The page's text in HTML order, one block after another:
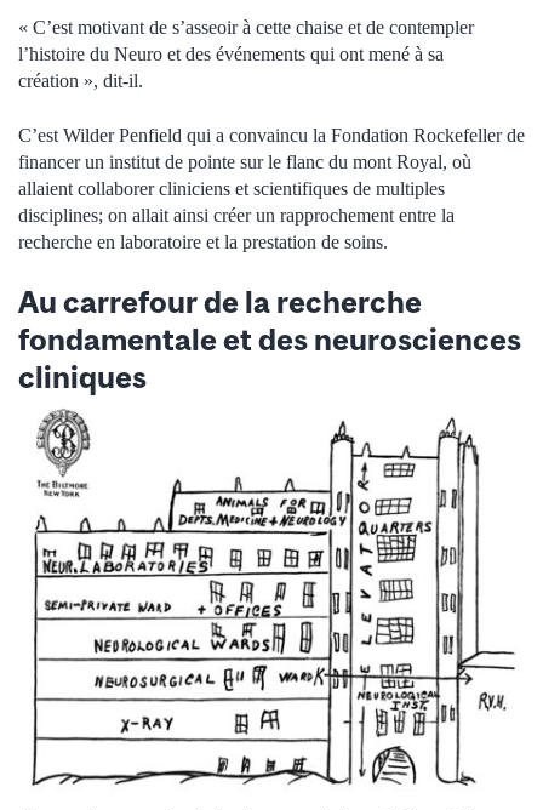
« C’est motivant de s’asseoir à cette chaise et de contempler
l’histoire du Neuro et des événements qui ont mené à sa
création », dit-il.
C’est Wilder Penfield qui a convaincu la Fondation Rockefeller de
financer un institut de pointe sur le flanc du mont Royal, où
allaient collaborer cliniciens et scientifiques de multiples
disciplines; on allait ainsi créer un rapprochement entre la
recherche en laboratoire et la prestation de soins.
Au carrefour de la recherche
fondamentale et des neurosciences
cliniques